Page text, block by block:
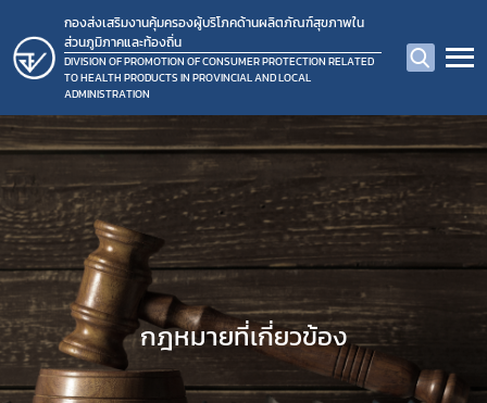
กองส่งเสริมงานคุ้มครองผู้บริโภคด้านผลิตภัณฑ์สุขภาพใน
ส่วนภูมิภาคและท้องถิ่น
DIVISION OF PROMOTION OF CONSUMER PROTECTION RELATED
TO HEALTH PRODUCTS IN PROVINCIAL AND LOCAL
ADMINISTRATION
กฎหมายที่เกี่ยวข้อง